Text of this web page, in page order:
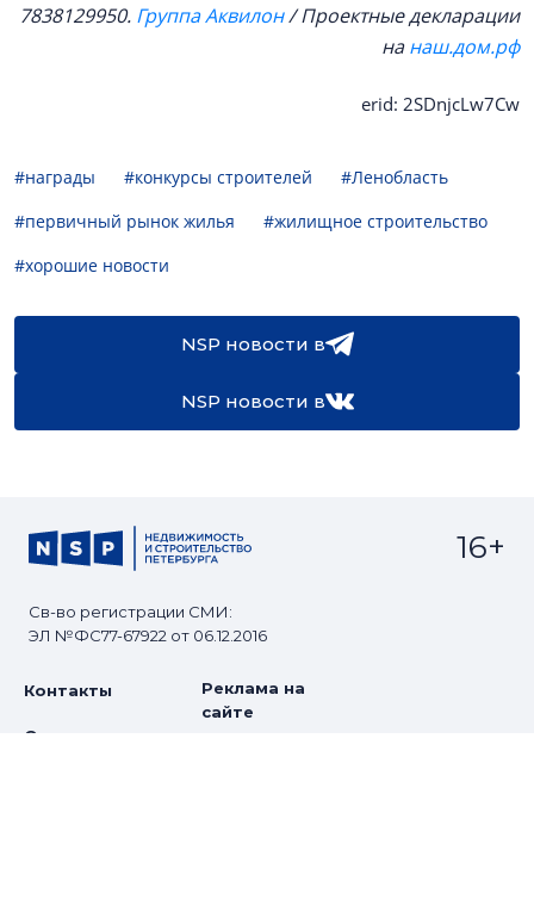
7838129950. Группа Аквилон/ Проектные декларации
нанаш.дом.рф
erid: 2SDnjcLw7Cw
#награды #конкурсы строителей
#Ленобласть
#первичный рынок жилья
#жилищное строительство
#хорошие новости
NSP новости в
NSP новости в
Св-во регистрации СМИ:
ЭЛ №ФС77-67922 от 06.12.2016
16+
Контакты
О проекте
Реклама на
сайте